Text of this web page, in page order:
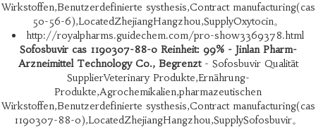
Wirkstoffen,Benutzerdefinierte systhesis,Contract manufacturing(cas
50-56-6),LocatedZhejiangHangzhou,SupplyOxytocin。
http://royalpharms.guidechem.com/pro-show3369378.html
Sofosbuvir cas 1190307-88-0 Reinheit: 99% - Jinlan Pharm-
Arzneimittel Technology Co., Begrenzt- Sofosbuvir Qualität
SupplierVeterinary Produkte,Ernährung-
Produkte,Agrochemikalien,pharmazeutischen
Wirkstoffen,Benutzerdefinierte systhesis,Contract manufacturing(cas
1190307-88-0),LocatedZhejiangHangzhou,SupplySofosbuvir。